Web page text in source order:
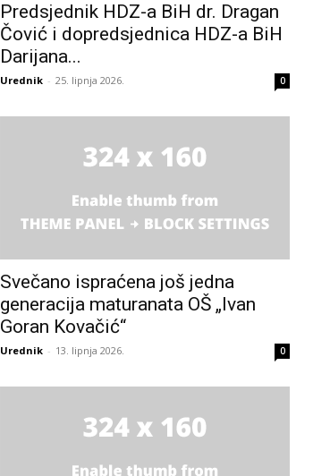
Predsjednik HDZ-a BiH dr. Dragan
Čović i dopredsjednica HDZ-a BiH
Darijana...
Urednik - 25. lipnja 2026. 0
Svečano ispraćena još jedna
generacija maturanata OŠ „Ivan
Goran Kovačić“
Urednik - 13. lipnja 2026. 0